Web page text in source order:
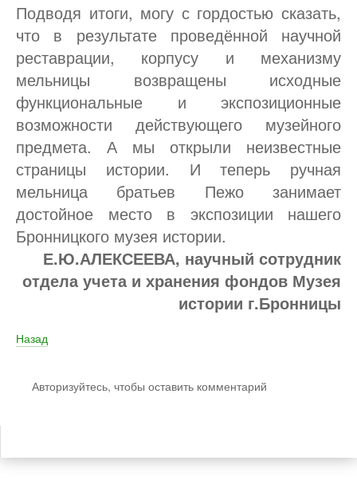
Подводя итоги, могу с гордостью сказать,
что в результате проведённой научной
реставрации, корпусу и механизму
мельницы возвращены исходные
функциональные и экспозиционные
возможности действующего музейного
предмета. А мы открыли неизвестные
страницы истории. И теперь ручная
мельница братьев Пежо занимает
достойное место в экспозиции нашего
Бронницкого музея истории.
Е.Ю.АЛЕКСЕЕВА, научный сотрудник
отдела учета и хранения фондов Музея
истории г.Бронницы
Назад
Авторизуйтесь, чтобы оставить комментарий